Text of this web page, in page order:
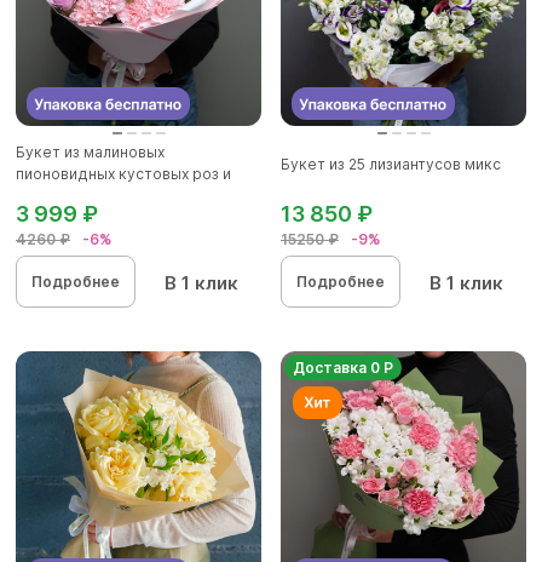
Букет из малиновых
пионовидных кустовых роз и
4260 ₽ -6%
3 999 ₽
Подробнее В 1 клик
Букет из 25 лизиантусов микс
15250 ₽ -9%
13 850 ₽
Подробнее В 1 клик
Доставка 0 Р